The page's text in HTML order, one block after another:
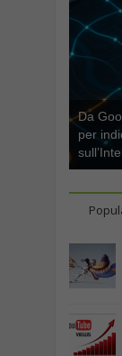
Da
per